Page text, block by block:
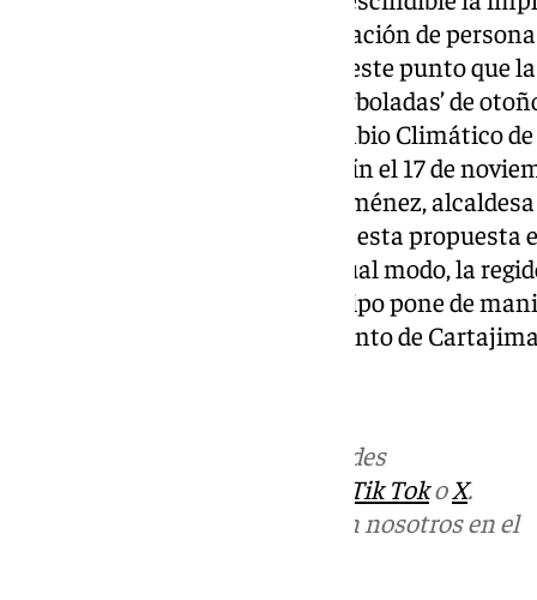
ciudadana, así como la participación de
generaciones.Cabe recordar en este punto
Cartajima forma parte de las ‘arboladas’ de
Málaga Viva del Servicio de Cambio Climático
también se desarrollarán en Coín el 17 de
noviembre.Por último, Isabel Jiménez,
positivamente la realización de esta
por parte del Consistorio. De igual modo, la
marcha de actividades de este tipo pone de
medioambiental del Ayuntamiento de
en las redes
Tik TokoX.
Puedes ponerte en contacto con nosotros en el